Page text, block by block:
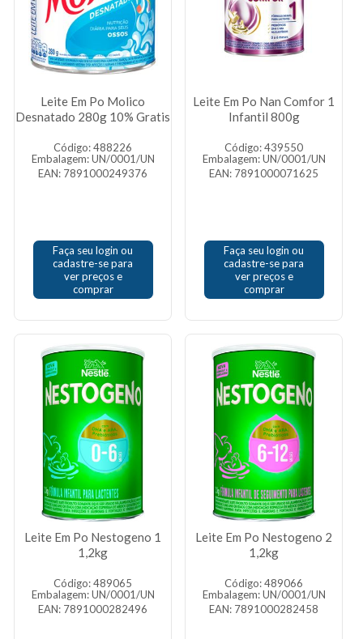
Leite Em Po Molico
Desnatado 280g 10% Gratis
Código: 488226
Embalagem: UN/0001/UN
EAN: 7891000249376
Faça seu login ou
cadastre-se para
ver preços e
comprar
Leite Em Po Nan Comfor 1
Infantil 800g
Código: 439550
Embalagem: UN/0001/UN
EAN: 7891000071625
Faça seu login ou
cadastre-se para
ver preços e
comprar
Leite Em Po Nestogeno 1
1,2kg
Código: 489065
Embalagem: UN/0001/UN
EAN: 7891000282496
Leite Em Po Nestogeno 2
1,2kg
Código: 489066
Embalagem: UN/0001/UN
EAN: 7891000282458